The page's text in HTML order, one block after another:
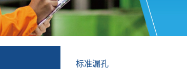
标准漏孔